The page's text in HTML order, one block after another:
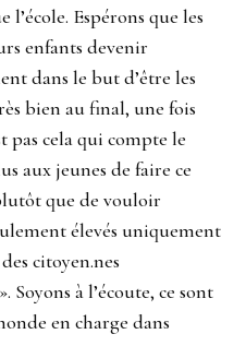
Espérons que les
enfants devenir
dans le but d’être les
bien au final, une fois
pas cela qui compte le
aux jeunes de faire ce
que de vouloir
élevés uniquement
citoyen.nes
Soyons à l’écoute, ce sont
en charge dans